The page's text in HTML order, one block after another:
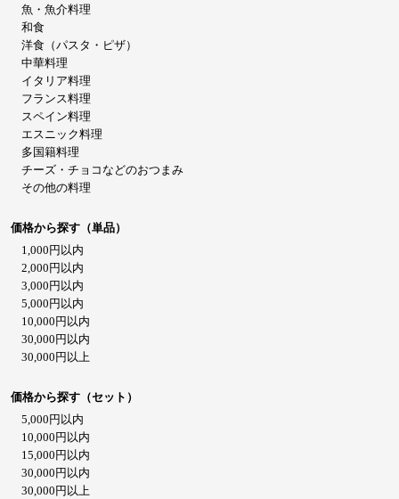
魚・魚介料理
和食
洋食（パスタ・ピザ）
中華料理
イタリア料理
フランス料理
スペイン料理
エスニック料理
多国籍料理
チーズ・チョコなどのおつまみ
その他の料理
価格から探す（単品）
1,000円以内
2,000円以内
3,000円以内
5,000円以内
10,000円以内
30,000円以内
30,000円以上
価格から探す（セット）
5,000円以内
10,000円以内
15,000円以内
30,000円以内
30,000円以上